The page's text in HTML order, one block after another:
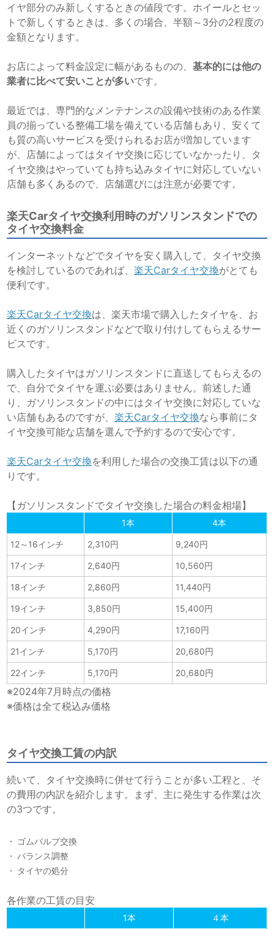
イヤ部分のみ新しくするときの値段です。ホイールとセッ
トで新しくするときは、多くの場合、半額～3分の2程度の
金額となります。
お店によって料金設定に幅があるものの、基本的には他の
業者に比べて安いことが多いです。
最近では、専門的なメンテナンスの設備や技術のある作業
員の揃っている整備工場を備えている店舗もあり、安くて
も質の高いサービスを受けられるお店が増加しています
が、店舗によってはタイヤ交換に応じていなかったり、タ
イヤ交換はやっていても持ち込みタイヤに対応していない
店舗も多くあるので、店舗選びには注意が必要です。
楽天Carタイヤ交換利用時のガソリンスタンドでの
タイヤ交換料金
インターネットなどでタイヤを安く購入して、タイヤ交換
を検討しているのであれば、楽天Carタイヤ交換がとても
便利です。
楽天Carタイヤ交換は、楽天市場で購入したタイヤを、お
近くのガソリンスタンドなどで取り付けしてもらえるサー
ビスです。
購入したタイヤはガソリンスタンドに直送してもらえるの
で、自分でタイヤを運ぶ必要はありません。前述した通
り、ガソリンスタンドの中にはタイヤ交換に対応していな
い店舗もあるのですが、楽天Carタイヤ交換なら事前にタ
イヤ交換可能な店舗を選んで予約するので安心です。
楽天Carタイヤ交換を利用した場合の交換工賃は以下の通
りです。
【ガソリンスタンドでタイヤ交換した場合の料金相場】
1本 4本
12～16インチ 2,310円 9,240円
17インチ 2,640円 10,560円
18インチ 2,860円 11,440円
19インチ 3,850円 15,400円
20インチ 4,290円 17,160円
21インチ 5,170円 20,680円
22インチ 5,170円 20,680円
※2024年7月時点の価格
※価格は全て税込み価格
タイヤ交換工賃の内訳
続いて、タイヤ交換時に併せて行うことが多い工程と、そ
の費用の内訳を紹介します。まず、主に発生する作業は次
の3つです。
ゴムバルブ交換
バランス調整
タイヤの処分
各作業の工賃の目安
1本 ４本